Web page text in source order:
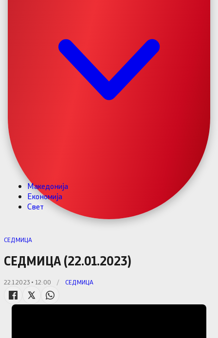
Македонија
Економија
Свет
СЕДМИЦА
СЕДМИЦА (22.01.2023)
22.1.2023 • 12:00 / СЕДМИЦА